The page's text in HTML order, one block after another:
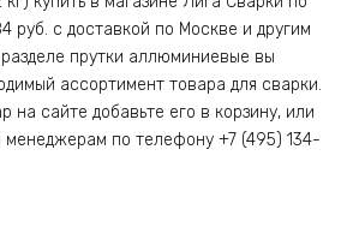
руб. с доставкой по Москве и другим
прутки аллюминиевые вы
ассортимент товара для сварки.
на сайте добавьте его в корзину, или
менеджерам по телефону +7 (495) 134-